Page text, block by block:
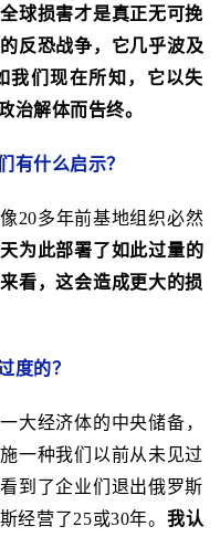
球损害才是真正无可挽
反恐战争，它几乎波及
我们现在所知，它以失
治解体而告终。
有什么启示？
20多年前基地组织必然
为此部署了如此过量的
看，这会造成更大的损
度的？
大经济体的中央储备，
一种我们以前从未见过
到了企业们退出俄罗斯
经营了25或30年。 我认